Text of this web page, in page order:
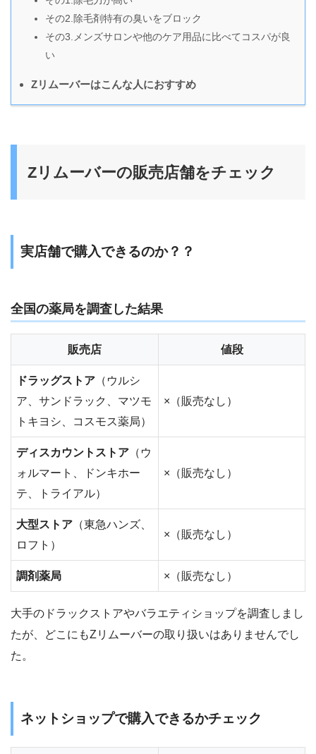
その2.除毛剤特有の臭いをブロック
その3.メンズサロンや他のケア用品に比べてコスパが良
い
Zリムーバーはこんな人におすすめ
Zリムーバーの販売店舗をチェック
実店舗で購入できるのか？？
全国の薬局を調査した結果
販売店 値段
ドラッグストア （ウルシ
ア、サンドラック、マツモ
トキヨシ、コスモス薬局）
×（販売なし）
ディスカウントストア （ウ
ォルマート、ドンキホー
テ、トライアル）
×（販売なし）
大型ストア （東急ハンズ、
ロフト）
×（販売なし）
調剤薬局 ×（販売なし）
大手のドラックストアやバラエティショップを調査しまし
たが、どこにもZリムーバーの取り扱いはありませんでし
た。
ネットショップで購入できるかチェック